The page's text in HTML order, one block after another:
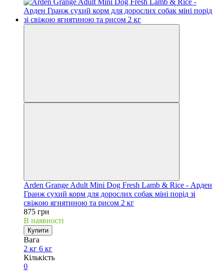
Arden Grange Adult Mini Dog Fresh Lamb & Rice - Арден
Гранж сухий корм для дорослих собак міні порід зі
свіжою ягнятиною та рисом 2 кг
875 грн
В наявності
Купити
Вага
2 кг 6 кг
Кількість
0